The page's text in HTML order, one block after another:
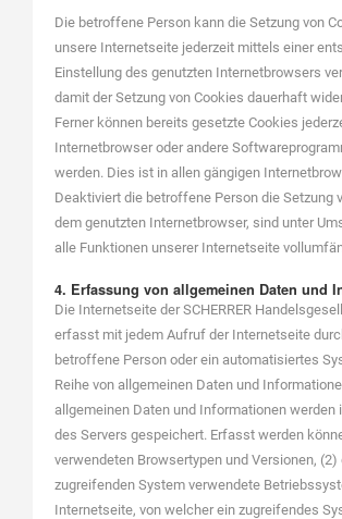
Die betroffene Person kann die Setzung von
unsere Internetseite jederzeit mittels einer
Einstellung des genutzten Internetbrowsers
damit der Setzung von Cookies dauerhaft
Ferner können bereits gesetzte Cookies
Internetbrowser oder andere
werden. Dies ist in allen gängigen
Deaktiviert die betroffene Person die Setzung
dem genutzten Internetbrowser, sind unter
alle Funktionen unserer Internetseite
4. Erfassung von allgemeinen Daten und
Die Internetseite der SCHERRER
erfasst mit jedem Aufruf der Internetseite
betroffene Person oder ein automatisiertes
Reihe von allgemeinen Daten und
allgemeinen Daten und Informationen werden
des Servers gespeichert. Erfasst werden
verwendeten Browsertypen und Versionen, (2)
zugreifenden System verwendete
Internetseite, von welcher ein zugreifendes